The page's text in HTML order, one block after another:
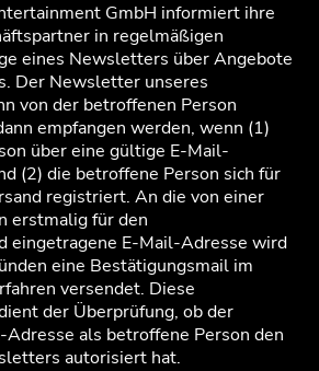
GmbH informiert ihre
in regelmäßigen
eines Newsletters über Angebote
Der Newsletter unseres
von der betroffenen Person
empfangen werden, wenn (1)
über eine gültige E-Mail-
(2) die betroffene Person sich für
registriert. An die von einer
erstmalig für den
eingetragene E-Mail-Adresse wird
eine Bestätigungsmail im
versendet. Diese
der Überprüfung, ob der
Adresse als betroffene Person den
autorisiert hat.